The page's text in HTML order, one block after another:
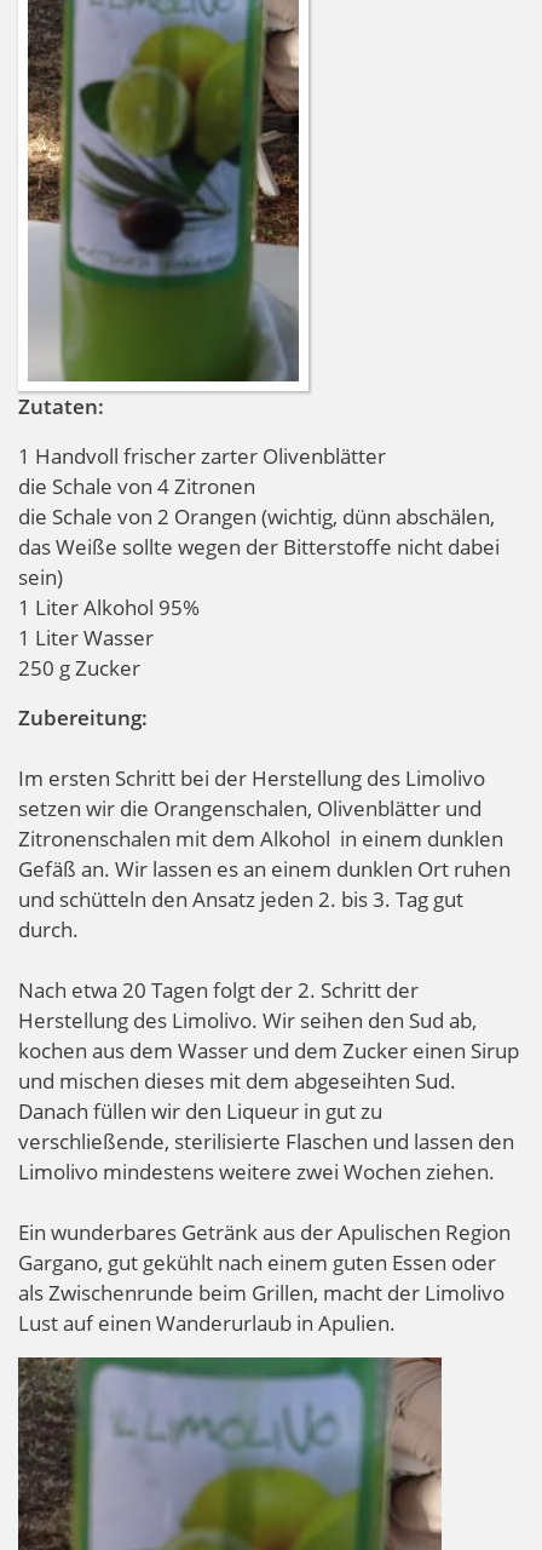
Zutaten:
1 Handvoll frischer zarter Olivenblätter
die Schale von 4 Zitronen
die Schale von 2 Orangen (wichtig, dünn abschälen,
das Weiße sollte wegen der Bitterstoffe nicht dabei
sein)
1 Liter Alkohol 95%
1 Liter Wasser
250 g Zucker
Zubereitung:
Im ersten Schritt bei der Herstellung des Limolivo
setzen wir die Orangenschalen, Olivenblätter und
Zitronenschalen mit dem Alkohol in einem dunklen
Gefäß an. Wir lassen es an einem dunklen Ort ruhen
und schütteln den Ansatz jeden 2. bis 3. Tag gut
durch.
Nach etwa 20 Tagen folgt der 2. Schritt der
Herstellung des Limolivo. Wir seihen den Sud ab,
kochen aus dem Wasser und dem Zucker einen Sirup
und mischen dieses mit dem abgeseihten Sud.
Danach füllen wir den Liqueur in gut zu
verschließende, sterilisierte Flaschen und lassen den
Limolivo mindestens weitere zwei Wochen ziehen.
Ein wunderbares Getränk aus der Apulischen Region
Gargano, gut gekühlt nach einem guten Essen oder
als Zwischenrunde beim Grillen, macht der Limolivo
Lust auf einen Wanderurlaub in Apulien.